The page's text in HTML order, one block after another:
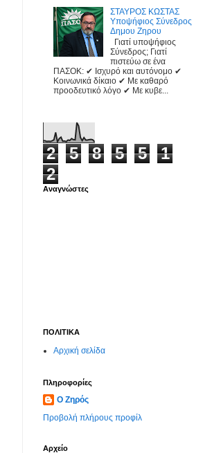
ΣΤΑΥΡΟΣ ΚΩΣΤΑΣ
Υποψήφιος Σύνεδρος
Δημου Ζηρου
Γιατί υποψήφιος
Σύνεδρος; Γιατί
πιστεύω σε ένα
ΠΑΣΟΚ: ✔ Ισχυρό και αυτόνομο ✔
Κοινωνικά δίκαιο ✔ Με καθαρό
προοδευτικό λόγο ✔ Με κυβε...
2 5 8 5 5
1
2
Αναγνώστες
ΠΟΛΙΤΙΚΑ
Αρχική σελίδα
Πληροφορίες
Ο Ζηρός
Προβολή πλήρους προφίλ
Αρχείο